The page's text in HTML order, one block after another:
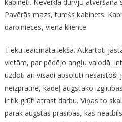
Pavērās mazs, tumšs kabinets.
darbinieces, viena kliente.
Tieku ieaicināta iekšā. Atkārtoti
vietām, par pēdējo angļu valodā.
uzdoti arī visādi absolūti nesaistoši
neizpratnē, kādēļ augstāko
ir tik grūti atrast darbu. Viņas to
pārāk augstas prasības, kas